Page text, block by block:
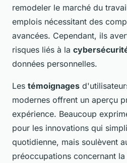
remodeler le marché du
emplois nécessitant des
avancées. Cependant, ils
risques liés à la
données personnelles.
Les témoignages
modernes offrent un aperçu
expérience. Beaucoup
pour les innovations qui
quotidienne, mais soulèvent
préoccupations concernant